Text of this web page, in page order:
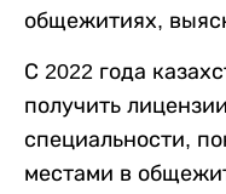
общежитиях,
С 2022 года
получить
специальности,
местами в